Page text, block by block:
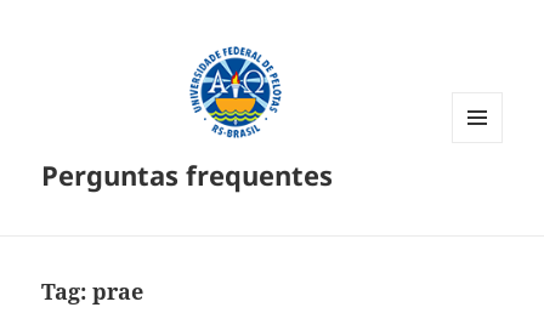
Perguntas frequentes
Tag:prae